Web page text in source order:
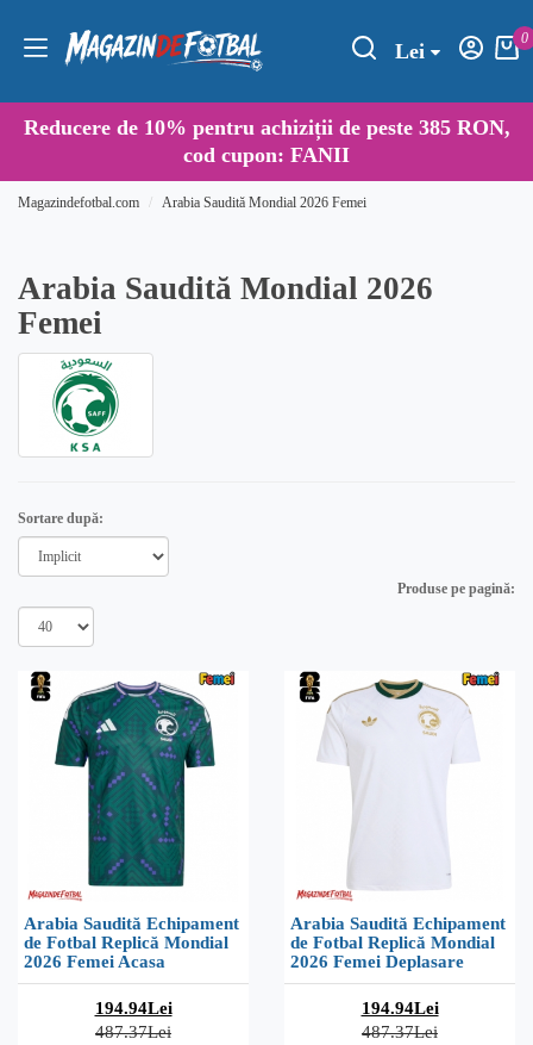
Lei
0
Reducere de 10% pentru achiziții de peste 385 RON,
cod cupon: FANII
Magazindefotbal.com Arabia Saudită Mondial 2026 Femei
Arabia Saudită Mondial 2026
Femei
Sortare după:
Produse pe pagină:
Arabia Saudită Echipament
de Fotbal Replică Mondial
2026 Femei Acasa
194.94Lei
487.37Lei
Arabia Saudită Echipament
de Fotbal Replică Mondial
2026 Femei Deplasare
194.94Lei
487.37Lei